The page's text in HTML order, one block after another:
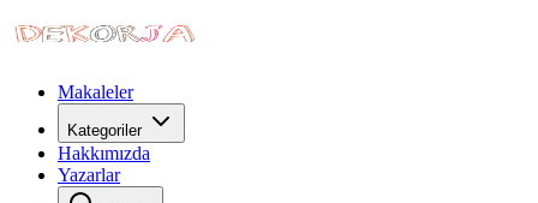
Makaleler
Kategoriler
Hakkımızda
Yazarlar